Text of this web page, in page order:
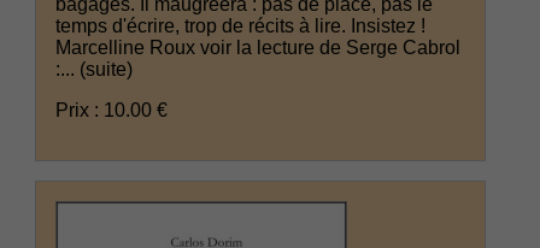
temps d'écrire, trop de récits à lire. Insistez !
Marcelline Roux voir la lecture de Serge Cabrol
:... (suite)
Prix : 10.00 €